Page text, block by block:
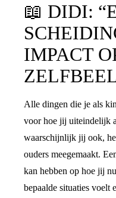
📖 DIDI:
IMPACT
Alle dingen die je als
voor hoe jij uiteindelijk
waarschijnlijk jij ook,
ouders meegemaakt.
kan hebben op hoe jij
bepaalde situaties voelt